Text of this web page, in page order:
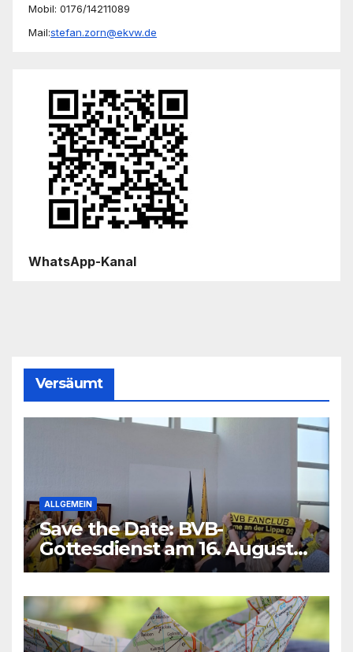
Mobil: 0176/14211089
Mail:stefan.zorn@ekvw.de
WhatsApp-Kanal
Versäumt
ALLGEMEIN
Save the Date: BVB-
Gottesdienst am 16. August
2026